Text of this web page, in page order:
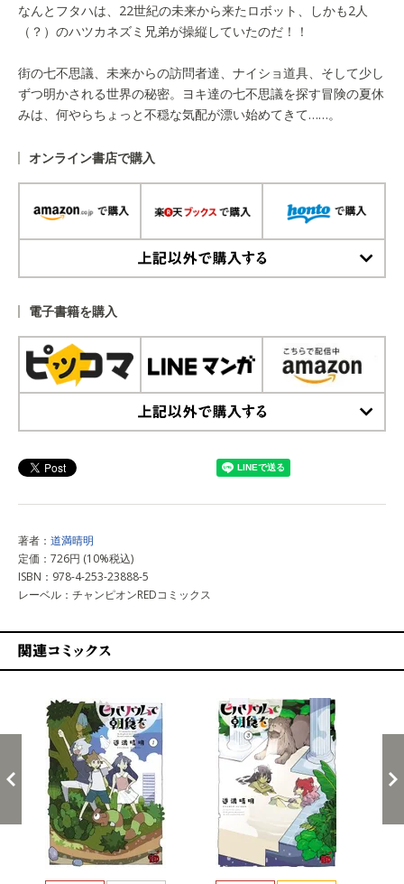
なんとフタハは、22世紀の未来から来たロボット、しかも2人
（？）のハツカネズミ兄弟が操縦していたのだ！！
街の七不思議、未来からの訪問者達、ナイショ道具、そして少し
ずつ明かされる世界の秘密。ヨキ達の七不思議を探す冒険の夏休
みは、何やらちょっと不穏な気配が漂い始めてきて……。
オンライン書店で購入
電子書籍を購入
著者： 道満晴明
定価：726円 (10%税込)
ISBN：978-4-253-23888-5
レーベル：チャンピオンREDコミックス